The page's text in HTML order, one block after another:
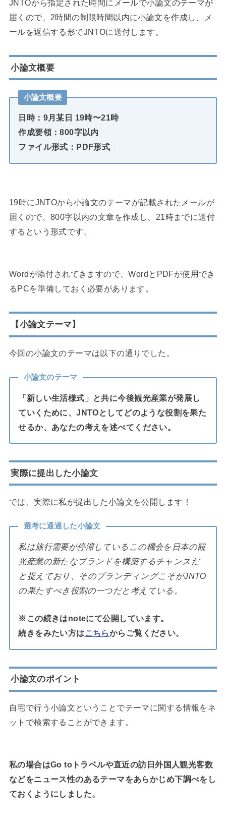
JNTOから指定された時間にメールで小論文のテーマが
届くので、2時間の制限時間以内に小論文を作成し、メ
ールを返信する形でJNTOに送付します。
小論文概要
小論文概要
日時：9月某日 19時〜21時
作成要領：800字以内
ファイル形式：PDF形式
19時にJNTOから小論文のテーマが記載されたメールが
届くので、800字以内の文章を作成し、21時までに送付
するという形式です。
Wordが添付されてきますので、WordとPDFが使用でき
るPCを準備しておく必要があります。
【小論文テーマ】
今回の小論文のテーマは以下の通りでした。
小論文のテーマ
「新しい生活様式」と共に今後観光産業が発展し
ていくために、JNTOとしてどのような役割を果た
せるか、あなたの考えを述べてください。
実際に提出した小論文
では、実際に私が提出した小論文を公開します！
選考に通過した小論文
私は旅行需要が停滞しているこの機会を日本の観
光産業の新たなブランドを構築するチャンスだ
と捉えており、そのブランディングこそがJNTO
の果たすべき役割の一つだと考えている。
※この続きはnoteにて公開しています。
続きをみたい方は こちらからご覧ください。
小論文のポイント
自宅で行う小論文ということでテーマに関する情報をネ
ットで検索することができます。
私の場合はGo toトラベルや直近の訪日外国人観光客数
などをニュース性のあるテーマをあらかじめ下調べをし
ておくようにしました。